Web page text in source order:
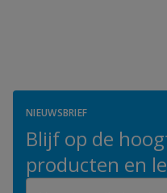
NIEUWSBRIEF
Blijf op de
producten en